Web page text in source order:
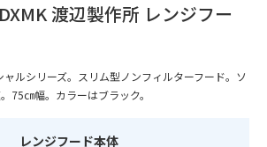
渡辺製作所 レンジフー
ャルシリーズ。スリム型ノンフィルターフード。ソ
75㎝幅。カラーはブラック。
レンジフード本体